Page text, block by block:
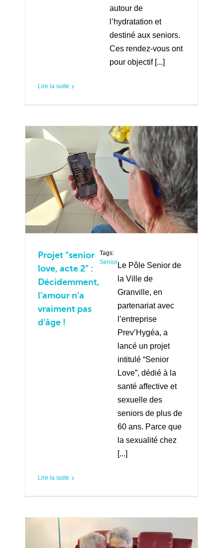
autour de
l’hydratation et
destiné aux seniors.
Ces rendez-vous ont
pour objectif [...]
Lire la suite
Projet “senior
love, acte 2” :
Décidemment,
l’amour n’a
vraiment pas
d’âge !
Tags:
Senior Le Pôle Senior de
la Ville de
Granville, en
partenariat avec
l’entreprise
Prev’Hygéa, a
lancé un projet
intitulé “Senior
Love”, dédié à la
santé affective et
sexuelle des
seniors de plus de
60 ans. Parce que
la sexualité chez
[...]
Lire la suite